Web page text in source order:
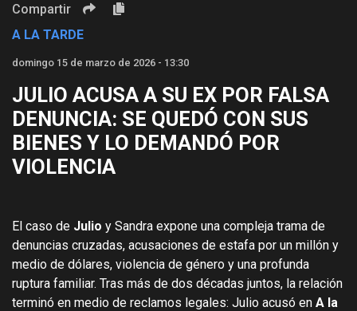
Compartir
A LA TARDE
domingo 15 de marzo de 2026 - 13:30
JULIO ACUSA A SU EX POR FALSA
DENUNCIA: SE QUEDÓ CON SUS
BIENES Y LO DEMANDÓ POR
VIOLENCIA
El caso de Julio y Sandra expone una compleja trama de
denuncias cruzadas, acusaciones de estafa por un millón y
medio de dólares, violencia de género y una profunda
ruptura familiar. Tras más de dos décadas juntos, la relación
terminó en medio de reclamos legales: Julio acusó en A la